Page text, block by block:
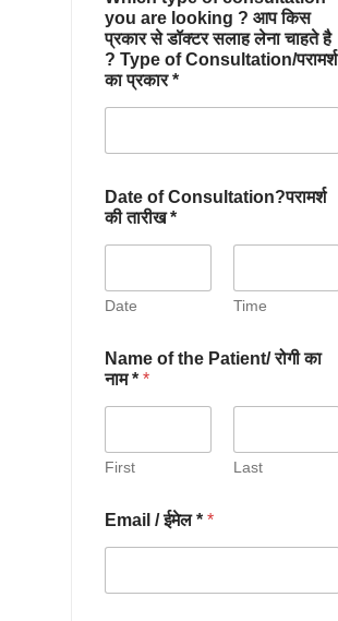
you are looking ? आप किस
प्रकार से डॉक्टर सलाह लेना चाहते है
? Type of Consultation/परामर्श
का प्रकार *
Date of Consultation?परामर्श
की तारीख *
Date Time
Name of the Patient/ रोगी का
नाम * *
First Last
Email / ईमेल * *